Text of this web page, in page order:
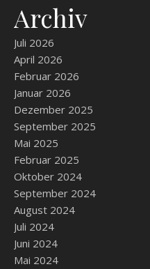
Archiv
Juli 2026
April 2026
Februar 2026
Januar 2026
Dezember 2025
September 2025
Mai 2025
Februar 2025
Oktober 2024
September 2024
August 2024
Juli 2024
Juni 2024
Mai 2024